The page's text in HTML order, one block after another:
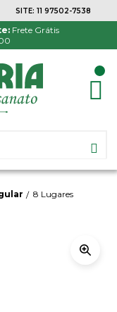
SITE: 11 97502-7538
Frete Grátis
8 Lugares